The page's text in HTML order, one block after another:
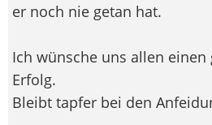
er noch nie getan hat.
Ich wünsche uns allen einen
Erfolg.
Bleibt tapfer bei den